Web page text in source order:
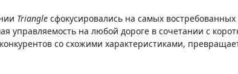
Triangle сфокусировались на самых
управляемость на любой дороге в сочетании с
со схожими характеристиками,